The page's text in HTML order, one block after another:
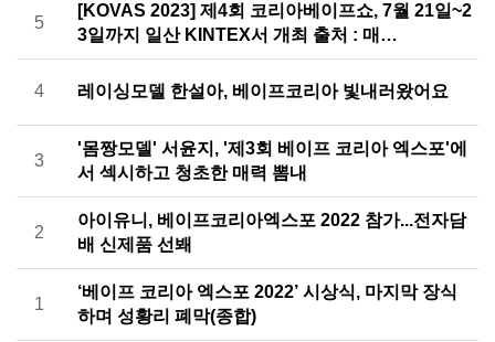
5
[KOVAS 2023] 제4회 코리아베이프쇼, 7월 21일~2
3일까지 일산 KINTEX서 개최 출처 : 매…
4 레이싱모델 한설아, 베이프코리아 빛내러왔어요
3
'몸짱모델' 서윤지, '제3회 베이프 코리아 엑스포'에
서 섹시하고 청초한 매력 뽐내
2
아이유니, 베이프코리아엑스포 2022 참가...전자담
배 신제품 선봬
1
‘베이프 코리아 엑스포 2022’ 시상식, 마지막 장식
하며 성황리 폐막(종합)